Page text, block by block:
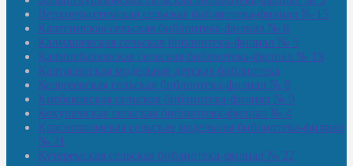
Верхнетыхтемская сельская библиотека-филиал № 15
Калегинская сельская библиотека-филиал № 6
Калмашевская сельская библиотека-филиал № 5
Калмиябашевская сельская библиотека-филиал № 13
Калтасинская модельная детская библиотека
Кельтеевская сельская библиотека-филиал № 8
Киебаковская сельская библиотека-филиал № 9
Кокушевская сельская библиотека-филиал № 4
Краснохолмская сельская модельная библиотека-филиал
№ 21
Кутеремская сельская библиотека-филиал № 22